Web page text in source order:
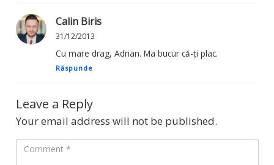
Calin Biris
31/12/2013
Cu mare drag, Adrian. Ma bucur că-ți plac.
Răspunde
Leave a Reply
Your email address will not be published.